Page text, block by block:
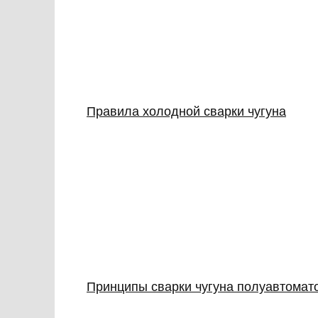
Правила холодной сварки чугуна
Принципы сварки чугуна